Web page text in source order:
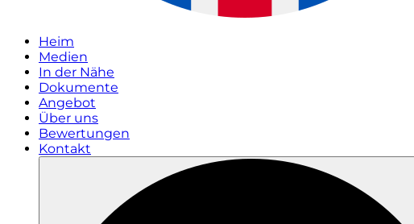
Heim
Medien
In der Nähe
Dokumente
Angebot
Über uns
Bewertungen
Kontakt